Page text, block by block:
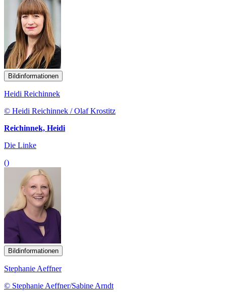
Bildinformationen
Heidi Reichinnek
© Heidi Reichinnek / Olaf Krostitz
Reichinnek, Heidi
Die Linke
()
Bildinformationen
Stephanie Aeffner
© Stephanie Aeffner/Sabine Arndt